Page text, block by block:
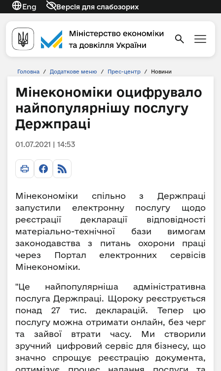
Eng Версія для слабозорих
Головна / Додаткове меню / Прес-центр / Новини
Мінекономіки оцифрувало
найпопулярнішу послугу
Держпраці
01.07.2021 | 14:53
Мінекономіки спільно з Держпраці
запустили електронну послугу щодо
реєстрації декларації відповідності
матеріально-технічної бази вимогам
законодавства з питань охорони праці
через Портал електронних сервісів
Мінекономіки.
"Це найпопулярніша адміністративна
послуга Держпраці. Щороку реєструється
понад 27 тис. декларацій. Тепер цю
послугу можна отримати онлайн, без черг
та зайвої втрати часу. Ми створили
зручний цифровий сервіс для бізнесу, що
значно спрощує реєстрацію документа,